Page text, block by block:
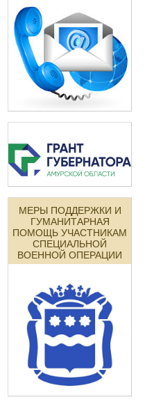
МЕРЫ ПОДДЕРЖКИ И
ГУМАНИТАРНАЯ
ПОМОЩЬ УЧАСТНИКАМ
СПЕЦИАЛЬНОЙ
ВОЕННОЙ ОПЕРАЦИИ